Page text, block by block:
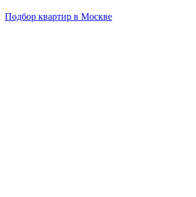
Подбор квартир в Москве